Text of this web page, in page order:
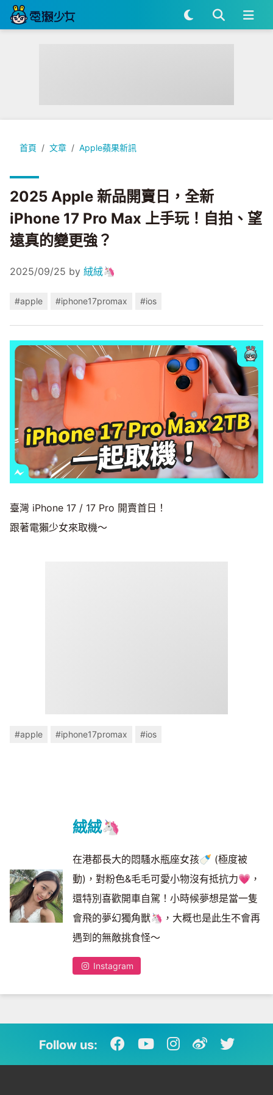
首頁 文章 Apple蘋果新訊
2025 Apple 新品開賣日，全新 iPhone 17 Pro Max 上手玩！
2025 Apple 新品開賣日，全新
iPhone 17 Pro Max 上手玩！自拍、望
遠真的變更強？
2025/09/25 by 絨絨🦄
#apple #iphone17promax #ios
臺灣 iPhone 17 / 17 Pro 開賣首日！
跟著電獺少女來取機～
#apple #iphone17promax #ios
絨絨🦄
在港都長大的悶騷水瓶座女孩🍼 (極度被
動)，對粉色&毛毛可愛小物沒有抵抗力💗，
還特別喜歡開車自駕！小時候夢想是當一隻
會飛的夢幻獨角獸🦄，大概也是此生不會再
遇到的無敵挑食怪～
Instagram
Follow us: